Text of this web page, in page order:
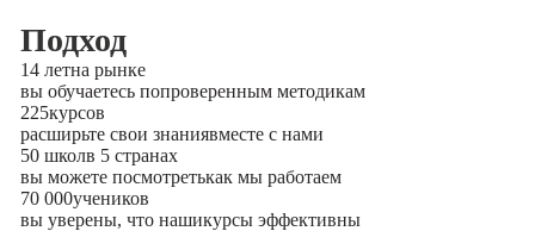
Подход
14 летна рынке
вы обучаетесь попроверенным методикам
225курсов
расширьте свои знаниявместе с нами
50 школв 5 странах
вы можете посмотретькак мы работаем
70 000учеников
вы уверены, что нашикурсы эффективны